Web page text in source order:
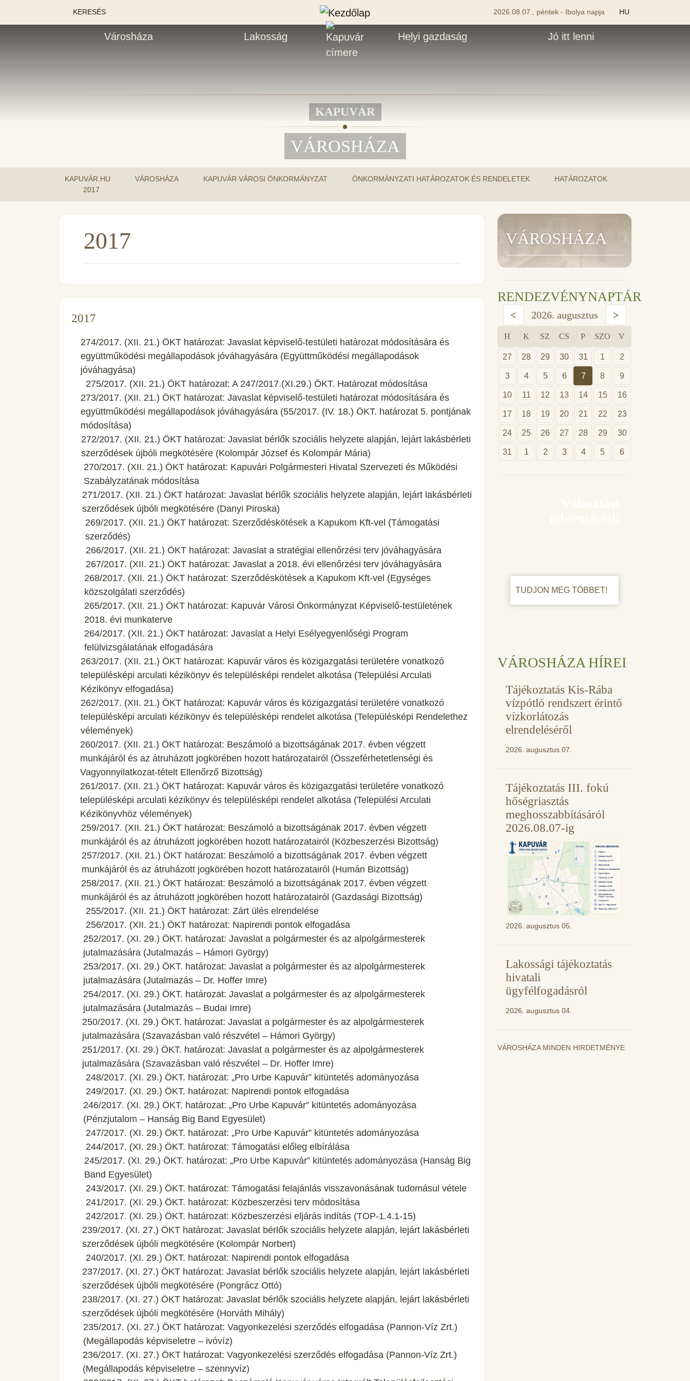
KERESÉS 2026.08.07., péntek - Ibolya napja HU
Városháza Lakosság Helyi gazdaság Jó itt lenni
KAPUVÁR
VÁROSHÁZA
KAPUVÁR.HU VÁROSHÁZA KAPUVÁR VÁROSI ÖNKORMÁNYZAT ÖNKORMÁNYZATI HATÁROZATOK ÉS RENDELETEK
HATÁROZATOK
2017
2017
2017
274/2017. (XII. 21.) ÖKT határozat: Javaslat képviselő-testületi határozat módosítására és
együttműködési megállapodások jóváhagyására (Együttműködési megállapodások
jóváhagyása)
275/2017. (XII. 21.) ÖKT határozat: A 247/2017.(XI.29.) ÖKT. Határozat módosítása
273/2017. (XII. 21.) ÖKT határozat: Javaslat képviselő-testületi határozat módosítására és
együttműködési megállapodások jóváhagyására (55/2017. (IV. 18.) ÖKT. határozat 5. pontjának
módosítása)
272/2017. (XII. 21.) ÖKT határozat: Javaslat bérlők szociális helyzete alapján, lejárt lakásbérleti
szerződések újbóli megkötésére (Kolompár József és Kolompár Mária)
270/2017. (XII. 21.) ÖKT határozat: Kapuvári Polgármesteri Hivatal Szervezeti és Működési
Szabályzatának módosítása
271/2017. (XII. 21.) ÖKT határozat: Javaslat bérlők szociális helyzete alapján, lejárt lakásbérleti
szerződések újbóli megkötésére (Danyi Piroska)
269/2017. (XII. 21.) ÖKT határozat: Szerződéskötések a Kapukom Kft-vel (Támogatási
szerződés)
266/2017. (XII. 21.) ÖKT határozat: Javaslat a stratégiai ellenőrzési terv jóváhagyására
267/2017. (XII. 21.) ÖKT határozat: Javaslat a 2018. évi ellenőrzési terv jóváhagyására
268/2017. (XII. 21.) ÖKT határozat: Szerződéskötések a Kapukom Kft-vel (Egységes
közszolgálati szerződés)
265/2017. (XII. 21.) ÖKT határozat: Kapuvár Városi Önkormányzat Képviselő-testületének
2018. évi munkaterve
264/2017. (XII. 21.) ÖKT határozat: Javaslat a Helyi Esélyegyenlőségi Program
felülvizsgálatának elfogadására
263/2017. (XII. 21.) ÖKT határozat: Kapuvár város és közigazgatási területére vonatkozó
településképi arculati kézikönyv és településképi rendelet alkotása (Települési Arculati
Kézikönyv elfogadása)
262/2017. (XII. 21.) ÖKT határozat: Kapuvár város és közigazgatási területére vonatkozó
településképi arculati kézikönyv és településképi rendelet alkotása (Településképi Rendelethez
vélemények)
260/2017. (XII. 21.) ÖKT határozat: Beszámoló a bizottságának 2017. évben végzett
munkájáról és az átruházott jogkörében hozott határozatairól (Összeférhetetlenségi és
Vagyonnyilatkozat-tételt Ellenőrző Bizottság)
261/2017. (XII. 21.) ÖKT határozat: Kapuvár város és közigazgatási területére vonatkozó
településképi arculati kézikönyv és településképi rendelet alkotása (Települési Arculati
Kézikönyvhöz vélemények)
259/2017. (XII. 21.) ÖKT határozat: Beszámoló a bizottságának 2017. évben végzett
munkájáról és az átruházott jogkörében hozott határozatairól (Közbeszerzési Bizottság)
257/2017. (XII. 21.) ÖKT határozat: Beszámoló a bizottságának 2017. évben végzett
munkájáról és az átruházott jogkörében hozott határozatairól (Humán Bizottság)
258/2017. (XII. 21.) ÖKT határozat: Beszámoló a bizottságának 2017. évben végzett
munkájáról és az átruházott jogkörében hozott határozatairól (Gazdasági Bizottság)
255/2017. (XII. 21.) ÖKT határozat: Zárt ülés elrendelése
256/2017. (XII. 21.) ÖKT határozat: Napirendi pontok elfogadása
252/2017. (XI. 29.) ÖKT. határozat: Javaslat a polgármester és az alpolgármesterek
jutalmazására (Jutalmazás – Hámori György)
253/2017. (XI. 29.) ÖKT. határozat: Javaslat a polgármester és az alpolgármesterek
jutalmazására (Jutalmazás – Dr. Hoffer Imre)
254/2017. (XI. 29.) ÖKT. határozat: Javaslat a polgármester és az alpolgármesterek
jutalmazására (Jutalmazás – Budai Imre)
250/2017. (XI. 29.) ÖKT. határozat: Javaslat a polgármester és az alpolgármesterek
jutalmazására (Szavazásban való részvétel – Hámori György)
251/2017. (XI. 29.) ÖKT. határozat: Javaslat a polgármester és az alpolgármesterek
jutalmazására (Szavazásban való részvétel – Dr. Hoffer Imre)
248/2017. (XI. 29.) ÖKT. határozat: „Pro Urbe Kapuvár” kitüntetés adományozása
249/2017. (XI. 29.) ÖKT. határozat: Napirendi pontok elfogadása
246/2017. (XI. 29.) ÖKT. határozat: „Pro Urbe Kapuvár” kitüntetés adományozása
(Pénzjutalom – Hanság Big Band Egyesület)
247/2017. (XI. 29.) ÖKT. határozat: „Pro Urbe Kapuvár” kitüntetés adományozása
244/2017. (XI. 29.) ÖKT. határozat: Támogatási előleg elbírálása
245/2017. (XI. 29.) ÖKT. határozat: „Pro Urbe Kapuvár” kitüntetés adományozása (Hanság Big
Band Egyesület)
243/2017. (XI. 29.) ÖKT. határozat: Támogatási felajánlás visszavonásának tudomásul vétele
241/2017. (XI. 29.) ÖKT. határozat: Közbeszerzési terv módosítása
242/2017. (XI. 29.) ÖKT. határozat: Közbeszerzési eljárás indítás (TOP-1.4.1-15)
239/2017. (XI. 27.) ÖKT határozat: Javaslat bérlők szociális helyzete alapján, lejárt lakásbérleti
szerződések újbóli megkötésére (Kolompár Norbert)
240/2017. (XI. 29.) ÖKT. határozat: Napirendi pontok elfogadása
237/2017. (XI. 27.) ÖKT határozat: Javaslat bérlők szociális helyzete alapján, lejárt lakásbérleti
szerződések újbóli megkötésére (Pongrácz Ottó)
238/2017. (XI. 27.) ÖKT határozat: Javaslat bérlők szociális helyzete alapján, lejárt lakásbérleti
szerződések újbóli megkötésére (Horváth Mihály)
235/2017. (XI. 27.) ÖKT határozat: Vagyonkezelési szerződés elfogadása (Pannon-Víz Zrt.)
(Megállapodás képviseletre – ivóvíz)
236/2017. (XI. 27.) ÖKT határozat: Vagyonkezelési szerződés elfogadása (Pannon-Víz Zrt.)
(Megállapodás képviseletre – szennyvíz)
VÁROSHÁZA
RENDEZVÉNYNAPTÁR
< 2026. augusztus >
H K SZ CS P SZO V
27 28 29 30 31 1 2
3 4 5 6 7 8 9
10 11 12 13 14 15 16
17 18 19 20 21 22 23
24 25 26 27 28 29 30
31 1 2 3 4 5 6
TUDJON MEG TÖBBET!
VÁROSHÁZA HÍREI
Tájékoztatás Kis-Rába
vízpótló rendszert érintő
vízkorlátozás
elrendeléséről
2026. augusztus 07.
Tájékoztatás III. fokú
hőségriasztás
meghosszabbításáról
2026.08.07-ig
2026. augusztus 05.
Lakossági tájékoztatás
hivatali
ügyfélfogadásról
2026. augusztus 04.
VÁROSHÁZA MINDEN HIRDETMÉNYE